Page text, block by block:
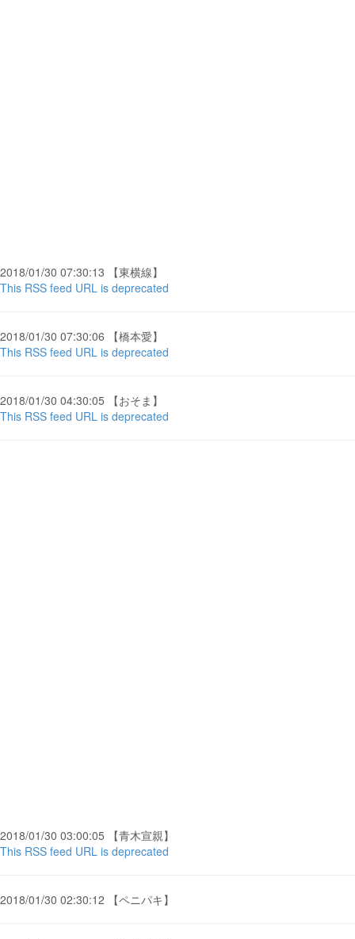
2018/01/30 07:30:13 【東横線】
This RSS feed URL is deprecated
2018/01/30 07:30:06 【橋本愛】
This RSS feed URL is deprecated
2018/01/30 04:30:05 【おそま】
This RSS feed URL is deprecated
2018/01/30 03:00:05 【青木宣親】
This RSS feed URL is deprecated
2018/01/30 02:30:12 【ペニパキ】